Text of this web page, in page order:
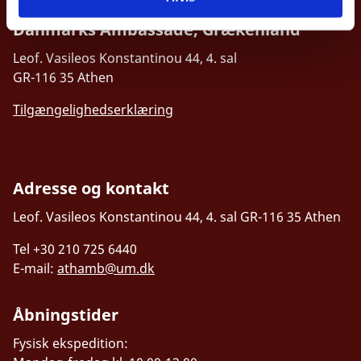
Danmarks Ambassade, Grækenland
Leof. Vasileos Konstantinou 44, 4. sal
GR-116 35 Athen
Tilgængelighedserklæring
Adresse og kontakt
Leof. Vasileos Konstantinou 44, 4. sal GR-116 35 Athen
Tel +30 210 725 6440
E-mail: athamb@um.dk
Åbningstider
Fysisk ekspedition: